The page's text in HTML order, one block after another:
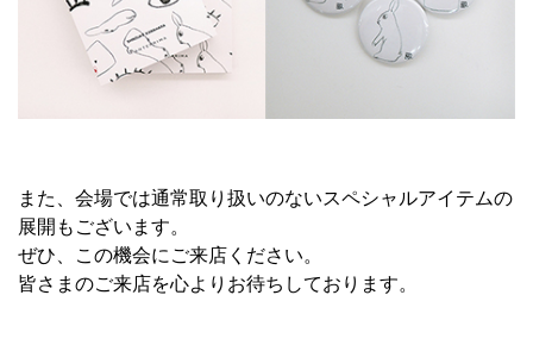
また、会場では通常取り扱いのないスペシャルアイテムの
展開もございます。
ぜひ、この機会にご来店ください。
皆さまのご来店を心よりお待ちしております。